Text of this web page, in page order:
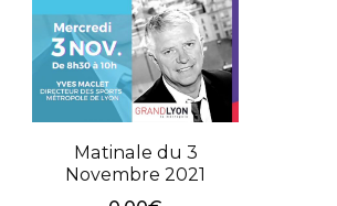
Matinale du 3
Novembre 2021